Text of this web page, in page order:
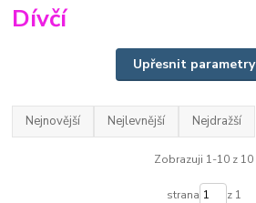
Dívčí
Upřesnit parametry
Nejnovější Nejlevnější Nejdražší
Zobrazuji 1-10 z 10
strana z 1